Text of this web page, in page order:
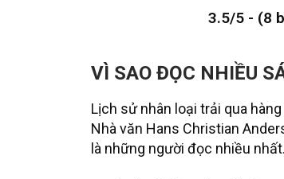
3.5/5 - (8
VÌ SAO ĐỌC NHIỀU
Lịch sử nhân loại trải qua
Nhà văn Hans Christian
là những người đọc nhiều